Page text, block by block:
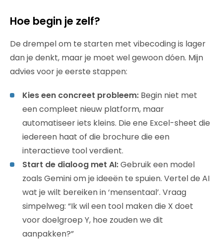
Hoe begin je zelf?
De drempel om te starten met vibecoding is lager
dan je denkt, maar je moet wel gewoon dóen. Mijn
advies voor je eerste stappen:
Kies een concreet probleem: Begin niet met
een compleet nieuw platform, maar
automatiseer iets kleins. Die ene Excel-sheet die
iedereen haat of die brochure die een
interactieve tool verdient.
Start de dialoog met AI:Gebruik een model
zoals Gemini om je ideeën te spuien. Vertel de AI
wat je wilt bereiken in ‘mensentaal’. Vraag
simpelweg: “Ik wil een tool maken die X doet
voor doelgroep Y, hoe zouden we dit
aanpakken?”